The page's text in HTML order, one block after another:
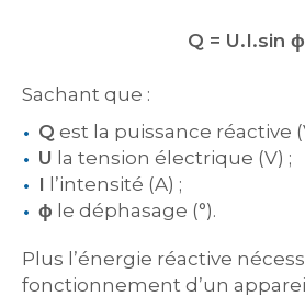
Q = U.I.sin ϕ
Sachant que :
Q est la puissance réactive
U la tension électrique (V) ;
I l’intensité (A) ;
ϕ le déphasage (°).
Plus l’énergie réactive
fonctionnement d’un